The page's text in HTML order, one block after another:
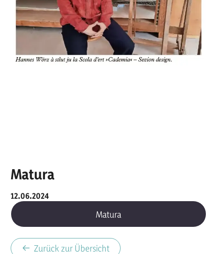
Matura
12.06.2024
Matura
Zurück zur Übersicht